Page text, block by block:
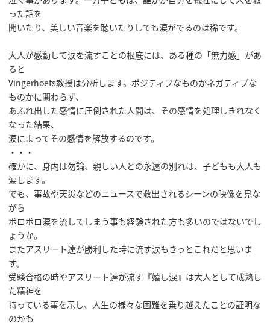
った話を
聞いたり、美しい音楽を聴いたりしても涙がでるのは稀です。
大人が感動して涙を流すことの根底には、ある種の「無力感」があ
ると
Vingerhoets教授は分析します。ポジティブなものかネガティブな
ものかに関わらず、
あふれ出した感情に圧倒された人間は、その感情を処理しきれなく
なった結果、
涙によってその感情を解放するのです。
・・・
確かに、身内は勿論、親しい人との永遠の別れは、子どもも大人も
涙します。
でも、事故や天災などのニュースで救出されるシーンの映像を見な
がら
ボロボロ涙を流してしまう事も経験された方も多いのではないでし
ょうか。
またアスリート達が勝利した時に流す涙もきっとこれだと思いま
す。
受験合格の時やアスリート達が流す『嬉し涙』は大人として成熟し
た精神を
持っている事を示し、人生の様々な困難を乗り越えたことの証明な
のかも